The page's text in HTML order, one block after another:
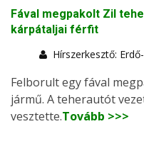
Fával megpakolt Zil
kárpátaljai férfit
Hírszerkesztő:
Felborult egy fával
jármű. A teherautót
vesztette.Tovább >>>